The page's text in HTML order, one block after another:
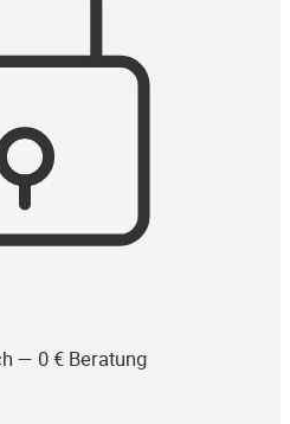
— 0 € Beratung